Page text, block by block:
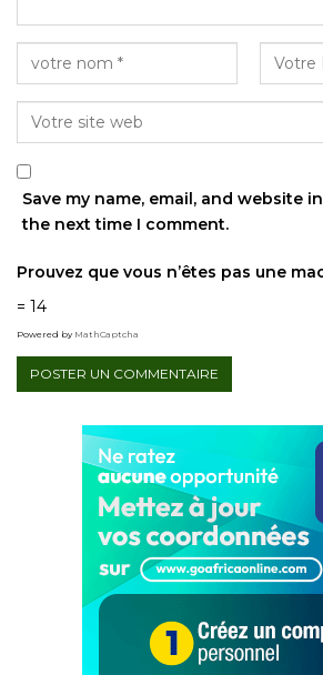
Save my name, email, and website
the next time I comment.
Prouvez que vous n’êtes pas une
= 14
Powered by MathCaptcha